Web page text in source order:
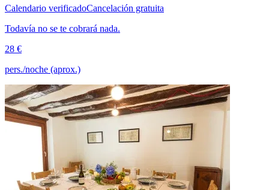
Calendario verificadoCancelación gratuita
Todavía no se te cobrará nada.
28 €
pers./noche (aprox.)